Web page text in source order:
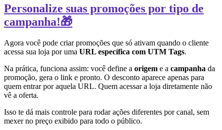
Personalize suas promoções por tipo de
campanha!🎁
Agora você pode criar promoções que só ativam quando o cliente
acessa sua loja por uma URL específica com UTM Tags.
Na prática, funciona assim: você define a origem e a campanha da
promoção, gera o link e pronto. O desconto aparece apenas para
quem entrar por aquela URL. Quem acessar a loja diretamente não
vê a oferta.
Isso te dá mais controle para rodar ações diferentes por canal, sem
mexer no preço exibido para todo o público.